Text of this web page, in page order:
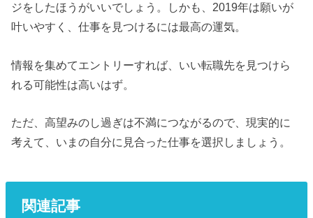
ジをしたほうがいいでしょう。しかも、2019年は願いが
叶いやすく、仕事を見つけるには最高の運気。
情報を集めてエントリーすれば、いい転職先を見つけら
れる可能性は高いはず。
ただ、高望みのし過ぎは不満につながるので、現実的に
考えて、いまの自分に見合った仕事を選択しましょう。
関連記事